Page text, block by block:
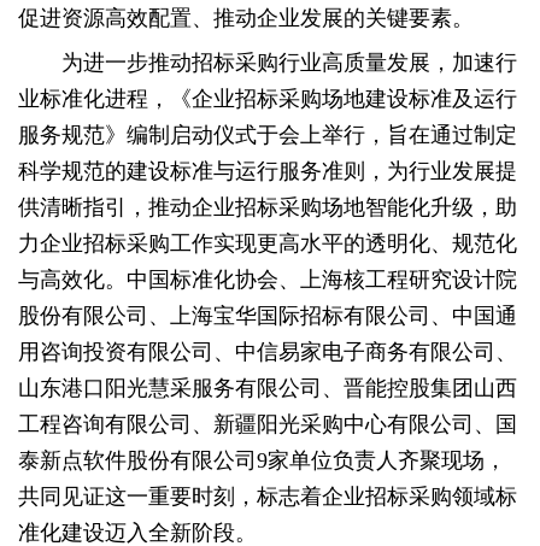
促进资源高效配置、推动企业发展的关键要素。
为进一步推动招标采购行业高质量发展，加速行
业标准化进程，《企业招标采购场地建设标准及运行
服务规范》编制启动仪式于会上举行，旨在通过制定
科学规范的建设标准与运行服务准则，为行业发展提
供清晰指引，推动企业招标采购场地智能化升级，助
力企业招标采购工作实现更高水平的透明化、规范化
与高效化。中国标准化协会、上海核工程研究设计院
股份有限公司、上海宝华国际招标有限公司、中国通
用咨询投资有限公司、中信易家电子商务有限公司、
山东港口阳光慧采服务有限公司、晋能控股集团山西
工程咨询有限公司、新疆阳光采购中心有限公司、国
泰新点软件股份有限公司9家单位负责人齐聚现场，
共同见证这一重要时刻，标志着企业招标采购领域标
准化建设迈入全新阶段。